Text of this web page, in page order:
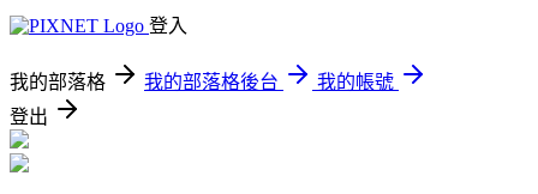
登入
我的部落格 我的部落格後台
我的帳號
登出